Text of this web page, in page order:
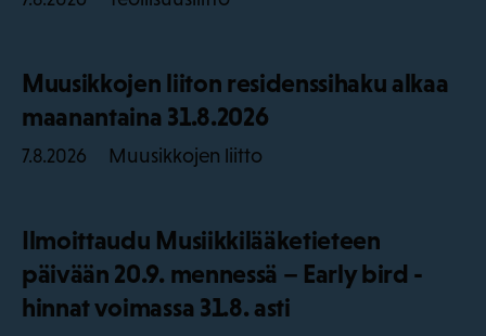
Muusikkojen liiton residenssihaku alkaa
maanantaina 31.8.2026
7.8.2026 Muusikkojen liitto
Ilmoittaudu Musiikkilääketieteen
päivään 20.9. mennessä – Early bird -
hinnat voimassa 31.8. asti